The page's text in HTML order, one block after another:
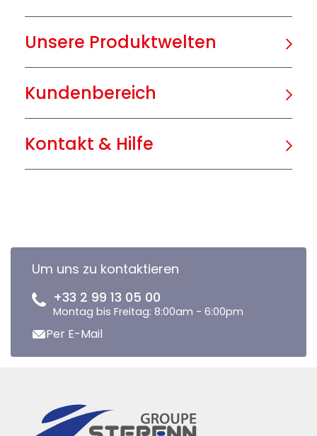
Unsere Produktwelten
Kundenbereich
Kontakt & Hilfe
Um uns zu kontaktieren
+33 2 99 13 05 00
Montag bis Freitag: 8:00am - 6:00pm
Per E-Mail